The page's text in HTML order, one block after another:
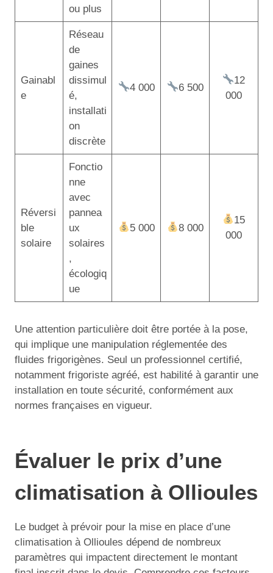
ou plus
Gainabl
e
Réseau
de
gaines
dissimul
é,
installati
on
discrète
4 000 6 500
12
000
Réversi
ble
solaire
Fonctio
nne
avec
pannea
ux
solaires
,
écologiq
ue
5 000 8 000
15
000
Une attention particulière doit être portée à la pose,
qui implique une manipulation réglementée des
fluides frigorigènes. Seul un professionnel certifié,
notamment frigoriste agréé, est habilité à garantir une
installation en toute sécurité, conformément aux
normes françaises en vigueur.
Évaluer le prix d’une
climatisation à Ollioules
Le budget à prévoir pour la mise en place d’une
climatisation à Ollioules dépend de nombreux
paramètres qui impactent directement le montant